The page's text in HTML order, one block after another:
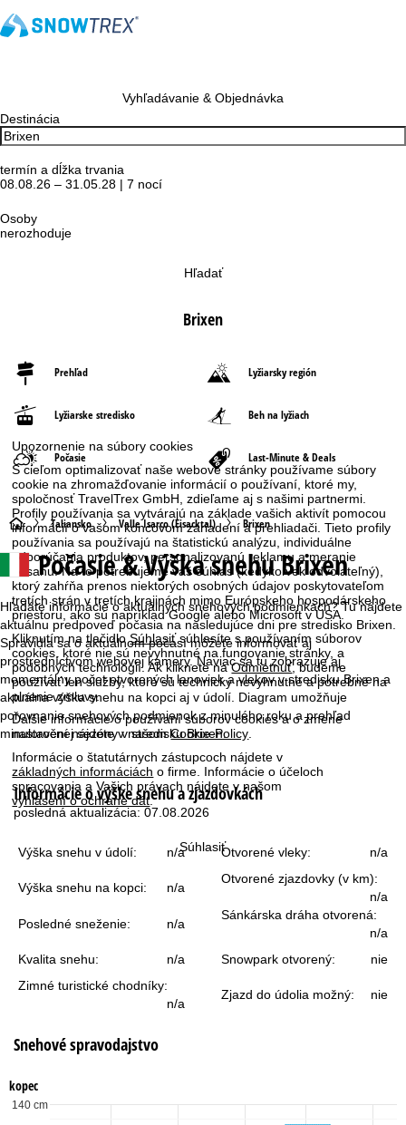
Upozornenie na súbory cookies
S cieľom optimalizovať naše webové stránky používame súbory
cookie na zhromažďovanie informácií o používaní, ktoré my,
spoločnosť TravelTrex GmbH, zdieľame aj s našimi partnermi.
Profily používania sa vytvárajú na základe vašich aktivít pomocou
informácií o vašom koncovom zariadení a prehliadači. Tieto profily
používania sa používajú na štatistickú analýzu, individuálne
odporúčania produktov, personalizovanú reklamu a meranie
dosahu. Na to potrebujeme váš súhlas (kedykoľvek odvolateľný),
ktorý zahŕňa prenos niektorých osobných údajov poskytovateľom
tretích strán v tretích krajinách mimo Európskeho hospodárskeho
priestoru, ako sú napríklad Google alebo Microsoft v USA.
Kliknutím na tlačidloSúhlasiťsúhlasíte s používaním súborov
cookies, ktoré nie sú nevyhnutné na fungovanie stránky, a
podobných technológií. Ak kliknete naOdmietnuť, budeme
používať len služby, ktoré sú technicky nevyhnutné a potrebné na
plnenie zmluvy.
Ďalšie informácie o používaní súborov cookies a o zmene
nastavení nájdete v našomCookie-Policy
Informácie o štatutárnych zástupcoch nájdete v
základných informáciách o firme. Informácie o účeloch
spracovania a Vašich právach nájdete v našom
vyhlásení o ochrane dát.
Súhlasiť
Vyhľadávanie & Objednávka
Destinácia
termín a dĺžka trvania
08.08.26 – 31.05.28 | 7 nocí
Osoby
nerozhoduje
Hľadať
Brixen
Prehľad Lyžiarsky región
Lyžiarske stredisko Beh na lyžiach
Počasie Last-Minute & Deals
H
l
a
v
n
t
r
á
n
k
a
Taliansko Valle Isarco (Eisacktal) Brixen
Počasie & Výška snehu Brixen
Hľadáte informácie o aktuálnych snehových podmienkach? Tu nájdete
aktuálnu predpoveď počasia na nasledujúce dni pre stredisko Brixen.
Spravidla sa o aktuálnom počasí môžete informovať aj
prostredníctvom webovej kamery. Naviac sa tu zobrazuje aj
momentálny počet otvorených lanoviek a vlekov v stredisku Brixen a
aktuálna výška snehu na kopci aj v údolí. Diagram umožňuje
porovnanie snehových podmienok z minulého roku a prehľad
minuloročnej sezóny v stredisku Brixen.
Informácie o výške snehu a zjazdovkách
posledná aktualizácia: 07.08.2026
Výška snehu v údolí: n/a Otvorené vleky: n/a
Výška snehu na kopci: n/a
Otvorené zjazdovky (v km):
n/a
Posledné sneženie:
n/a
Sánkárska dráha otvorená:
n/a
Kvalita snehu:
n/a Snowpark otvorený:
nie
Zimné turistické chodníky:
n/a
Zjazd do údolia možný: nie
Snehové spravodajstvo
kopec
140 cm